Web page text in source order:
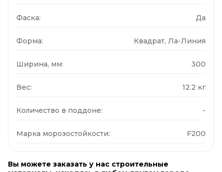
Фаска: Да
Форма: Квадрат, Ла-Линия
Ширина, мм: 300
Вес: 12.2 кг
Количество в поддоне: -
Марка морозостойкости: F200
Вы можете заказать у нас строительные